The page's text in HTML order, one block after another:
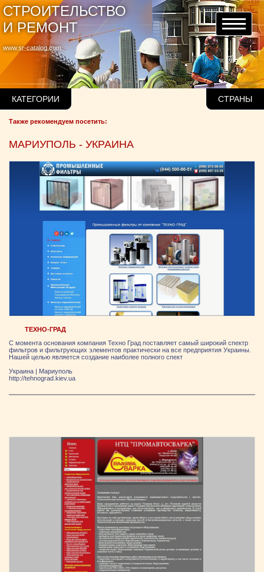
www.sr-catalog.com
СТРОИТЕЛЬСТВО
И РЕМОНТ
КАТЕГОРИИ СТРАНЫ
Также рекомендуем посетить:
МАРИУПОЛЬ - УКРАИНА
ТЕХНО-ГРАД
С момента основания компания Техно Град поставляет самый широкий спектр
фильтров и фильтрующих элементов практически на все предприятия Украины.
Нашей целью является создание наиболее полного спект
Украина
Мариуполь
http://tehnograd.kiev.ua